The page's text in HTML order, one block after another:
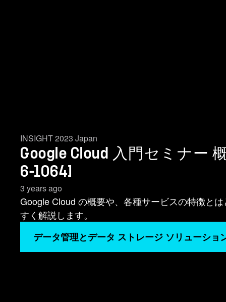
INSIGHT 2023 Japan
Google Cloud 入門セミナー
6-1064]
3 years ago
Google Cloud の概要や、各種サービスの特徴と
すく解説します。
データ管理とデータ ストレージ ソリューショ